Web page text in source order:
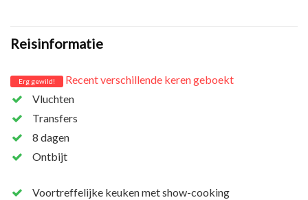
Reisinformatie
Erg gewild!
Recent verschillende keren geboekt
Vluchten
Transfers
8 dagen
Ontbijt
Voortreffelijke keuken met show-cooking